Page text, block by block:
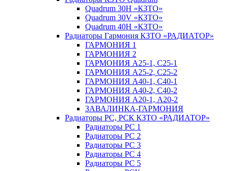
Quadrum 30H «КЗТО»
Quadrum 30V «КЗТО»
Quadrum 40H «КЗТО»
Радиаторы Гармония КЗТО «РАДИАТОР»
ГАРМОНИЯ 1
ГАРМОНИЯ 2
ГАРМОНИЯ А25-1, С25-1
ГАРМОНИЯ А25-2, С25-2
ГАРМОНИЯ А40-1, С40-1
ГАРМОНИЯ А40-2, С40-2
ГАРМОНИЯ А20-1, А20-2
ЗАВАЛИНКА-ГАРМОНИЯ
Радиаторы РС, РСК КЗТО «РАДИАТОР»
Радиаторы РС 1
Радиаторы РС 2
Радиаторы РС 3
Радиаторы РС 4
Радиаторы РС 5